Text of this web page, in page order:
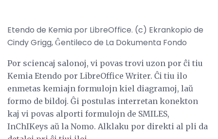
Etendo de Kemia por LibreOffice. (c) Ekrankopio de
Cindy Grigg, Ĝentileco de La Dokumenta Fondo
Por sciencaj salonoj, vi povas trovi uzon por ĉi tiu
Kemia Etendo por LibreOffice Writer. Ĉi tiu ilo
enmetas kemiajn formulojn kiel diagramoj, laŭ
formo de bildoj. Ĝi postulas interretan konekton
kaj vi povas alporti formulojn de SMILES,
InChIKeys aŭ la Nomo. Alklaku por direkti al pli da